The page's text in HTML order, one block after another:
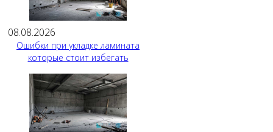
08.08.2026
Ошибки при укладке ламината
которые стоит избегать